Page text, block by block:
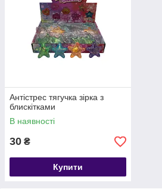
Антістрес тягучка зірка з
блискітками
В наявності
30 ₴
Купити